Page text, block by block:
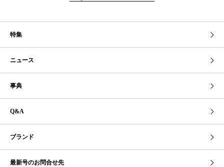
特集
ニュース
事典
Q&A
ブランド
最新号のお問合せ先